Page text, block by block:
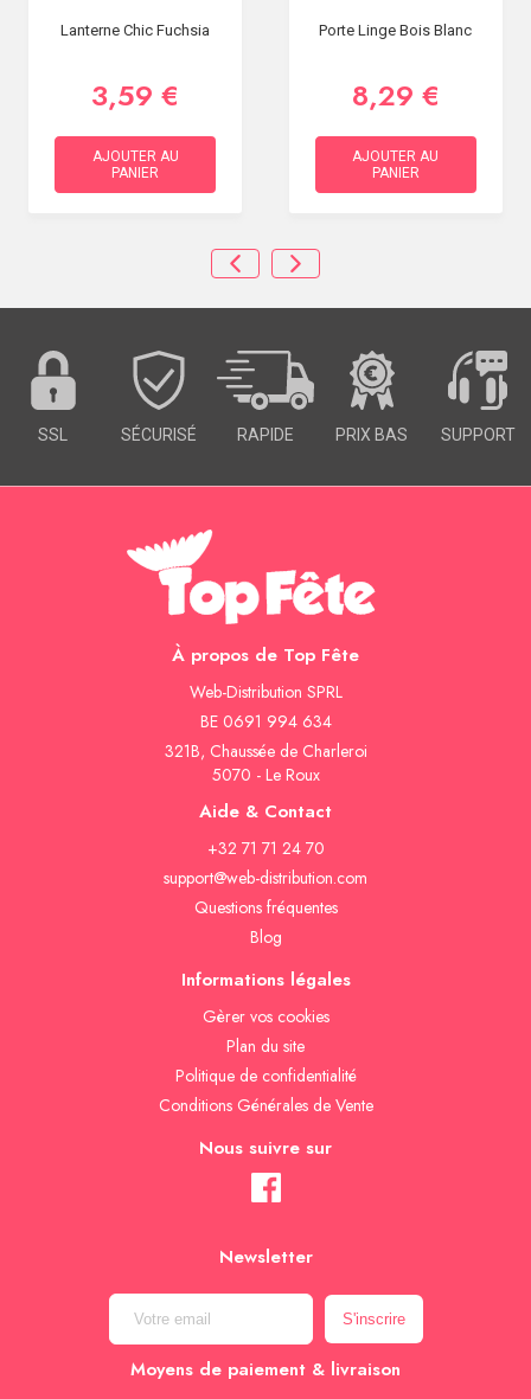
Lanterne Chic Fuchsia
3,59 €
AJOUTER AU
PANIER
Porte Linge Bois Blanc
8,29 €
AJOUTER AU
PANIER
SSL SÉCURISÉ RAPIDE PRIX BAS SUPPORT
À propos de Top Fête
Web-Distribution SPRL
BE 0691 994 634
321B, Chaussée de Charleroi
5070 - Le Roux
Aide & Contact
+32 71 71 24 70
support@web-distribution.com
Questions fréquentes
Blog
Informations légales
Gèrer vos cookies
Plan du site
Politique de confidentialité
Conditions Générales de Vente
Nous suivre sur
Newsletter
Moyens de paiement & livraison